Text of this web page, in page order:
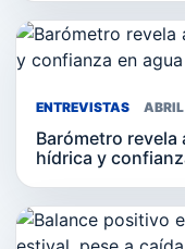
ENTREVISTAS
Barómetro
hídrica y